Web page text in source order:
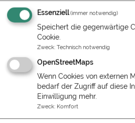
Stornierungsregelungen
für alle anderen
höherer Gewalt oder bei
wichtigen Grundes innerhalb der
vereinbarten
Abreise
Wir bitten unsere Gäste am
Essenziell(immer notwendig)
Speichert die gegenwärtige
Cookie.
Zweck: Technisch notwendig
OpenStreetMaps
Wenn Cookies von externen
bedarf der Zugriff auf diese
Einwilligung mehr.
Zweck: Komfort